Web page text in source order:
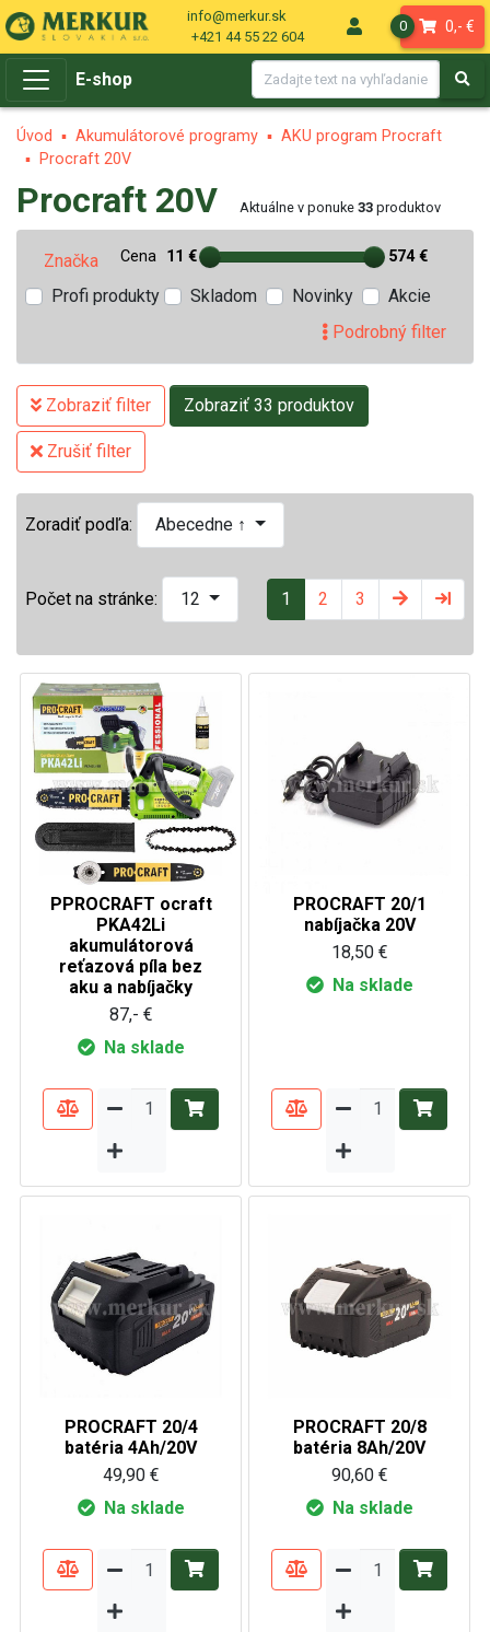
info@merkur.sk
+421 44 55 22 604
0 0,- €
E-shop
Úvod Akumulátorové programy
AKU program Procraft
Procraft 20V
Procraft 20V Aktuálne v ponuke 33 produktov
Značka Cena 11 € 574 €
Profi produkty Skladom Novinky
Akcie
Podrobný filter
Zobraziť filter Zobraziť 33 produktov
Zrušiť filter
Zoradiť podľa: Abecedne ↑
Počet na stránke: 12 1 2 3
PPROCRAFT ocraft
PKA42Li
akumulátorová
reťazová píla bez
aku a nabíjačky
87,- €
Na sklade
PROCRAFT 20/1
nabíjačka 20V
18,50 €
Na sklade
PROCRAFT 20/4
batéria 4Ah/20V
49,90 €
Na sklade
PROCRAFT 20/8
batéria 8Ah/20V
90,60 €
Na sklade